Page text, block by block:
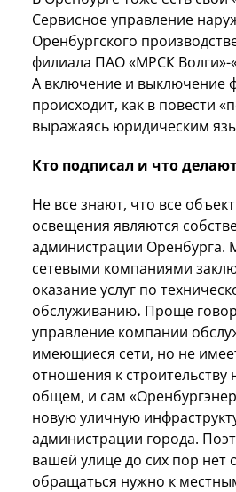
Сервисное управление
Оренбургского
филиала ПАО «МРСК Волги»-
А включение и выключение
происходит, как в повести
выражаясь юридическим
Кто подписал и что
Не все знают, что все
освещения являются
администрации Оренбурга.
сетевыми компаниями
оказание услуг по
обслуживанию. Проще
управление компании
имеющиеся сети, но не
отношения к строительству
общем, и сам
новую уличную
администрации города.
вашей улице до сих пор нет
обращаться нужно к